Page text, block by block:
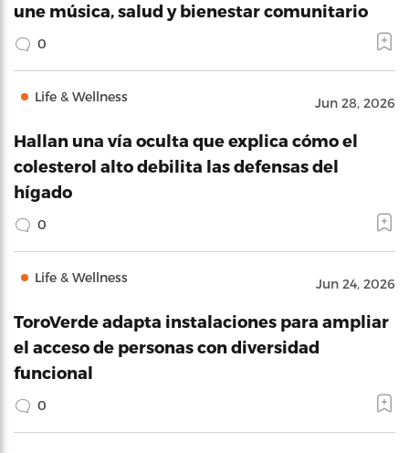
une música, salud y bienestar comunitario
0
Life & Wellness Jun 28, 2026
Hallan una vía oculta que explica cómo el
colesterol alto debilita las defensas del
hígado
0
Life & Wellness Jun 24, 2026
ToroVerde adapta instalaciones para ampliar
el acceso de personas con diversidad
funcional
0